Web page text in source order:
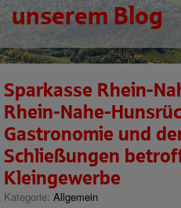
unserem Blog
Sparkasse Rhein-
Rhein-Nahe-
Gastronomie und
Schließungen
Kleingewerbe
Kategorie: Allgemein